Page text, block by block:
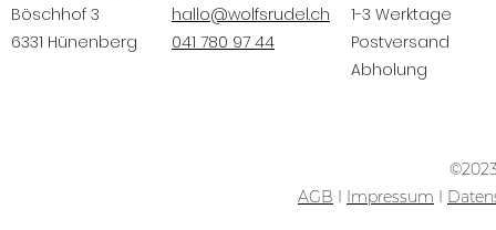
Böschhof 3
6331 Hünenberg
hallo@wolfsrudel.ch
041 780 97 44
1-3 Werktage
Postversand
Abholung
AGB I Impressum I